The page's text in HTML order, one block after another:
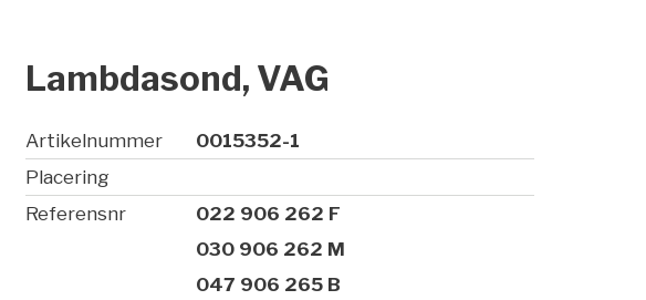
Lambdasond, VAG
Artikelnummer
0015352-1
Placering
Referensnr
022 906 262 F
030 906 262 M
047 906 265 B